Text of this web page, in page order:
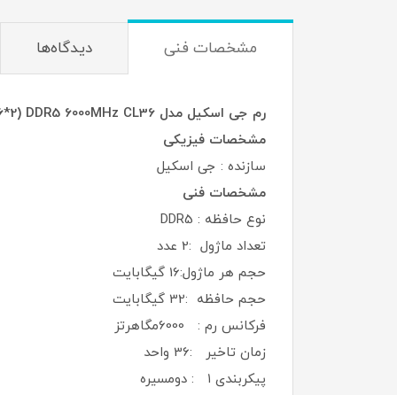
مشخصات فنی دیدگاه‌ها
رم جی اسکیل مدل TRIDENT Z5 RGB 32G(16*2) DDR5 6000MHz CL36
مشخصات فیزیکی
سازنده : جی اسکیل
مشخصات فنی
نوع حافظه : DDR5
تعداد ماژول :2 عدد
حجم هر ماژول:16 گيگابايت
حجم حافظه :32 گیگابایت
فرکانس رم : 6000مگاهرتز
زمان تاخیر :36 واحد
پیکربندی ۱ : دومسیره